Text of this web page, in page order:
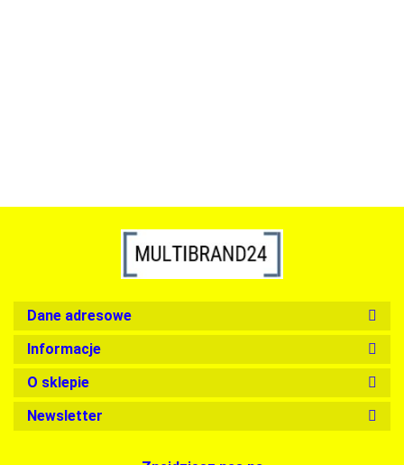
Dane adresowe
Informacje
O sklepie
Newsletter